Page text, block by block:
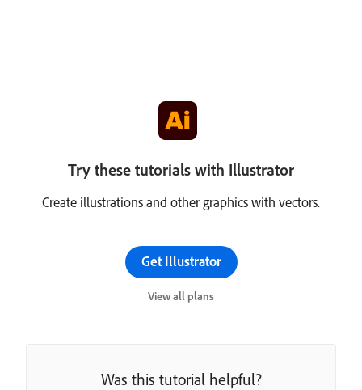
Try these tutorials with Illustrator
Create illustrations and other graphics with vectors.
Get Illustrator
View all plans
Was this tutorial helpful?